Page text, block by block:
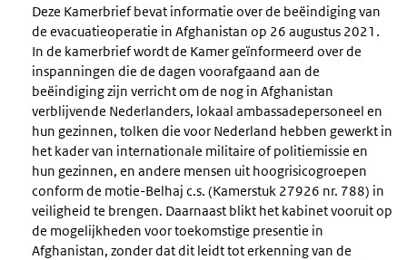
Deze Kamerbrief bevat informatie over de beëindiging van
de evacuatieoperatie in Afghanistan op 26 augustus 2021.
In de kamerbrief wordt de Kamer geïnformeerd over de
inspanningen die de dagen voorafgaand aan de
beëindiging zijn verricht om de nog in Afghanistan
verblijvende Nederlanders, lokaal ambassadepersoneel en
hun gezinnen, tolken die voor Nederland hebben gewerkt in
het kader van internationale militaire of politiemissie en
hun gezinnen, en andere mensen uit hoogrisicogroepen
conform de motie-Belhaj c.s. (Kamerstuk 27926 nr. 788) in
veiligheid te brengen. Daarnaast blikt het kabinet vooruit op
de mogelijkheden voor toekomstige presentie in
Afghanistan, zonder dat dit leidt tot erkenning van de